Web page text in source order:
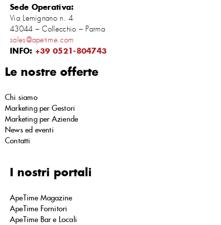
Sede Operativa:
Via Lemignano n. 4
43044 – Collecchio – Parma
sales@apetime.com
INFO: +39 0521-804743
Le nostre offerte
Chi siamo
Marketing per Gestori
Marketing per Aziende
News ed eventi
Contatti
I nostri portali
ApeTime Magazine
ApeTime Fornitori
ApeTime Bar e Locali